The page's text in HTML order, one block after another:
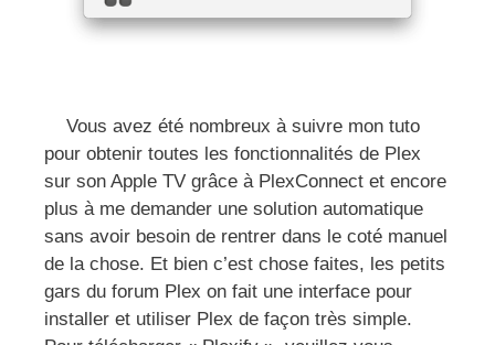
Vous avez été nombreux à suivre mon tuto
pour obtenir toutes les fonctionnalités de Plex
sur son Apple TV grâce à PlexConnect et encore
plus à me demander une solution automatique
sans avoir besoin de rentrer dans le coté manuel
de la chose. Et bien c’est chose faites, les petits
gars du forum Plex on fait une interface pour
installer et utiliser Plex de façon très simple.